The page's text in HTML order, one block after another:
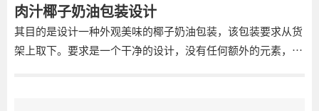
肉汁椰子奶油包装设计
其目的是设计一种外观美味的椰子奶油包装，该包装要求从货
架上取下。要求是一个干净的设计，没有任何额外的元素，以